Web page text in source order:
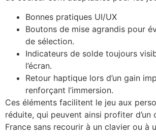
Bonnes pratiques UI/UX
Boutons de mise agrandis pour
de sélection.
Indicateurs de solde toujours
l’écran.
Retour haptique lors d’un gain
renforçant l’immersion.
Ces éléments facilitent le jeu aux
réduite, qui peuvent ainsi profiter d’un
France sans recourir à un clavier ou à